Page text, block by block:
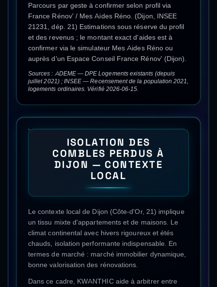
Parcours par geste à confirmer selon profil via
France Rénov' / Mes Aides Réno. (Dijon, INSEE
21231, dép. 21) Estimations sous réserve du profil
et des revenus ; le montant exact d'aides est à
confirmer via le simulateur Mes Aides Réno ou
auprès d'un Espace Conseil France Rénov' (Dijon).
Sources : ADEME — DPE Logements existants (depuis
juillet 2021) ; INSEE — Recensement de la population 2021,
logements ordinaires. Vérifié 2026-06-15.
ISOLATION DES
COMBLES PERDUS À
DIJON — CONTEXTE
LOCAL
Le contexte local de Dijon (Côte-d'Or, 21) implique
un tissu mixte d'appartements et de maisons. Le
climat continental avec hivers rigoureux et étés
chauds, isolation performante indispensable. En
termes de marché : marché immobilier dynamique,
bonne valorisation des rénovations.
Dans ce cadre, KWANTHIC aide à arbitrer entre